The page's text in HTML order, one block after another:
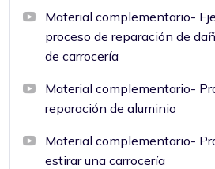
Material complementario-
proceso de reparación de
de carrocería
Material complementario-
reparación de aluminio
Material complementario-
estirar una carrocería